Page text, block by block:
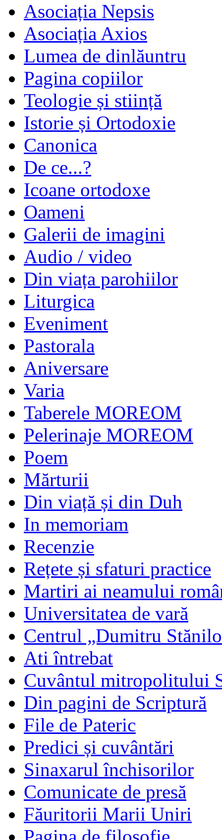
Asociația Nepsis
Asociația Axios
Lumea de dinlăuntru
Pagina copiilor
Teologie și stiință
Istorie și Ortodoxie
Canonica
De ce...?
Icoane ortodoxe
Oameni
Galerii de imagini
Audio / video
Din viața parohiilor
Liturgica
Eveniment
Pastorala
Aniversare
Varia
Taberele MOREOM
Pelerinaje MOREOM
Poem
Mărturii
Din viață și din Duh
In memoriam
Recenzie
Rețete și sfaturi practice
Martiri ai neamului
Universitatea de vară
Centrul „Dumitru
Ati întrebat
Cuvântul mitropolitului
Din pagini de Scriptură
File de Pateric
Predici și cuvântări
Sinaxarul închisorilor
Comunicate de presă
Făuritorii Marii Uniri